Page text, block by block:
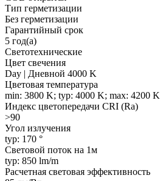
Тип герметизации
Без герметизации
Гарантийный срок
5 год(а)
Светотехнические
Цвет свечения
Day | Дневной 4000 K
Цветовая температура
min: 3800 K; typ: 4000 K; max: 4200 K
Индекс цветопередачи CRI (Ra)
>90
Угол излучения
typ: 170 °
Световой поток на 1м
typ: 850 lm/m
Расчетная световая эффективность